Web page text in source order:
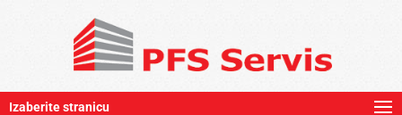
Izaberite stranicu